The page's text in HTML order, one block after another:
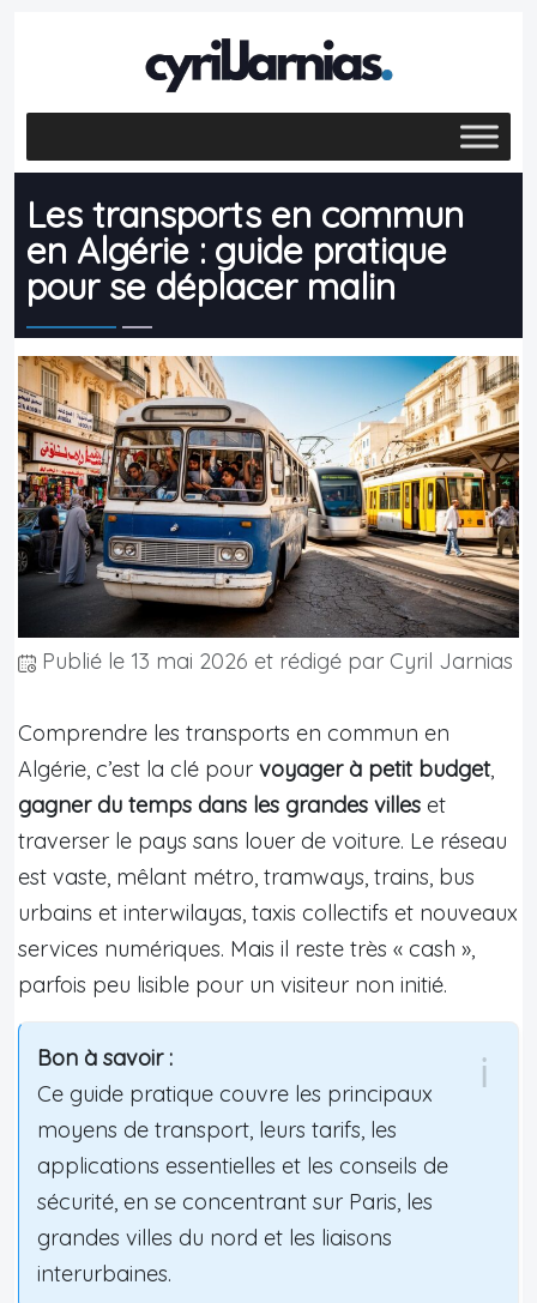
Les transports en commun
en Algérie : guide pratique
pour se déplacer malin
Publié le 13 mai 2026 et rédigé par Cyril Jarnias
Comprendre les transports en commun en
Algérie, c’est la clé pour voyager à petit budget,
gagner du temps dans les grandes villes et
traverser le pays sans louer de voiture. Le réseau
est vaste, mêlant métro, tramways, trains, bus
urbains et interwilayas, taxis collectifs et nouveaux
services numériques. Mais il reste très « cash »,
parfois peu lisible pour un visiteur non initié.
Bon à savoir :
Ce guide pratique couvre les principaux
moyens de transport, leurs tarifs, les
applications essentielles et les conseils de
sécurité, en se concentrant sur Paris, les
grandes villes du nord et les liaisons
interurbaines.